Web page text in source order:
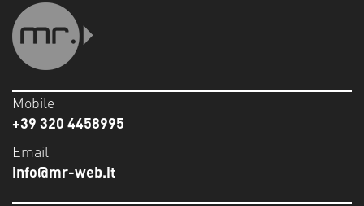
Mobile
+39 320 4458995
Email
info@mr-web.it